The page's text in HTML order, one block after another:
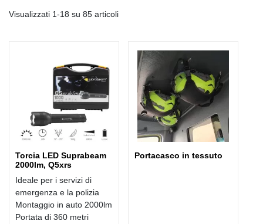
Visualizzati 1-18 su 85 articoli
Torcia LED Suprabeam
2000lm, Q5xrs
Ideale per i servizi di
emergenza e la polizia
Montaggio in auto 2000lm
Portata di 360 metri
Portacasco in tessuto